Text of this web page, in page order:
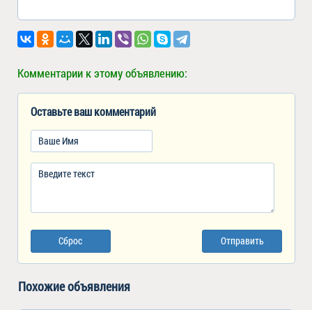
Комментарии к этому объявлению:
Оставьте ваш комментарий
Сброс Отправить
Похожие объявления